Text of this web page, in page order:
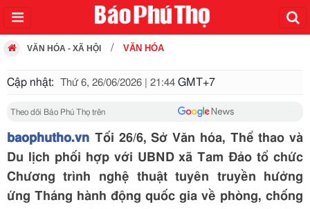
VĂN HÓA - XÃ HỘI VĂN HÓA
Cập nhật: Thứ 6, 26/06/2026 | 21:44 GMT+7
Theo dõi Báo Phú Thọ trên
baophutho.vn Tối 26/6, Sở Văn hóa, Thể thao và
Du lịch phối hợp với UBND xã Tam Đảo tổ chức
Chương trình nghệ thuật tuyên truyền hưởng
ứng Tháng hành động quốc gia về phòng, chống